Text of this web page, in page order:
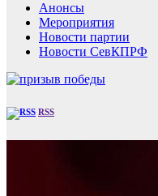
Анонсы
Мероприятия
Новости партии
Новости СевКПРФ
RSS